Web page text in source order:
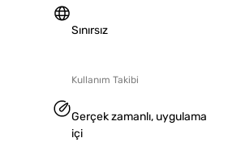
Sınırsız
Kullanım Takibi
Gerçek zamanlı, uygulama
içi